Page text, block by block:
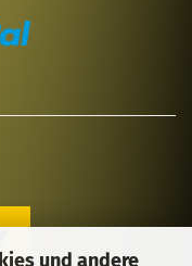
und andere